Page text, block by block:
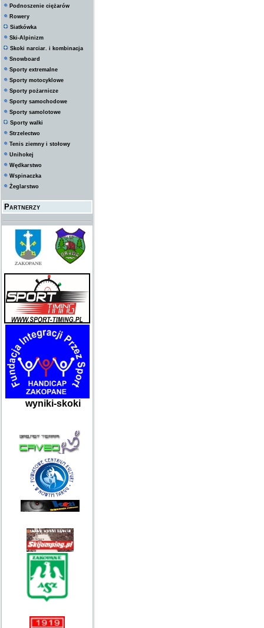
Podnoszenie ciężarów
Rowery
Siatkówka
Ski-Alpinizm
Skoki narciar. i kombinacja
Snowboard
Sporty extremalne
Sporty motocyklowe
Sporty pożarnicze
Sporty samochodowe
Sporty samolotowe
Sporty walki
Strzelectwo
Tenis ziemny i stołowy
Unihokej
Wędkarstwo
Wspinaczka
Żeglarstwo
Partnerzy
wyniki-skoki